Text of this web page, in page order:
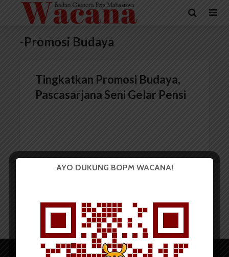
-Promosi Budaya
Tingkatkan Promosi Budaya,
Pascasarjana Seni Gelar Pensi
AYO DUKUNG BOPM WACANA!